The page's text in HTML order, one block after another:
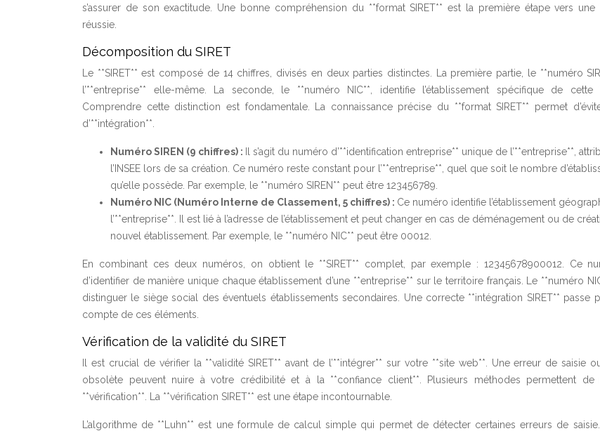
s’assurer de son exactitude. Une bonne compréhension du **format SIRET** est la première étape vers une
réussie.
Décomposition du SIRET
Le **SIRET** est composé de 14 chiffres, divisés en deux parties distinctes. La première partie, le **numéro
l’**entreprise** elle-même. La seconde, le **numéro NIC**, identifie l’établissement spécifique de cette
Comprendre cette distinction est fondamentale. La connaissance précise du **format SIRET** permet
d’**intégration**.
Numéro SIREN (9 chiffres) :
Il s’agit du numéro d’**identification entreprise** unique de l’**entreprise**,
l’INSEE lors de sa création. Ce numéro reste constant pour l’**entreprise**, quel que soit le nombre
qu’elle possède. Par exemple, le **numéro SIREN** peut être 123456789.
Numéro NIC (Numéro Interne de Classement, 5 chiffres) : Ce numéro identifie l’établissement
l’**entreprise**. Il est lié à l’adresse de l’établissement et peut changer en cas de déménagement ou de
nouvel établissement. Par exemple, le **numéro NIC** peut être 00012.
En combinant ces deux numéros, on obtient le **SIRET** complet, par exemple : 12345678900012. Ce
d’identifier de manière unique chaque établissement d’une **entreprise** sur le territoire français. Le **numéro
distinguer le siège social des éventuels établissements secondaires. Une correcte **intégration SIRET** passe
compte de ces éléments.
Vérification de la validité du SIRET
Il est crucial de vérifier la **validité SIRET** avant de l’**intégrer** sur votre **site web**. Une erreur de saisie
obsolète peuvent nuire à votre crédibilité et à la **confiance client**. Plusieurs méthodes permettent de
**vérification**. La **vérification SIRET** est une étape incontournable.
L’algorithme de **Luhn** est une formule de calcul simple qui permet de détecter certaines erreurs de